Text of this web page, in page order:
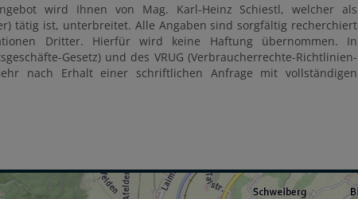
wird Ihnen von Mag. Karl-Heinz Schiestl, welcher als
tätig ist, unterbreitet. Alle Angaben sind sorgfältig recherchiert
Dritter. Hierfür wird keine Haftung übernommen. In
Gesetz) und des VRUG (Verbraucherrechte-Richtlinien-
nach Erhalt einer schriftlichen Anfrage mit vollständigen